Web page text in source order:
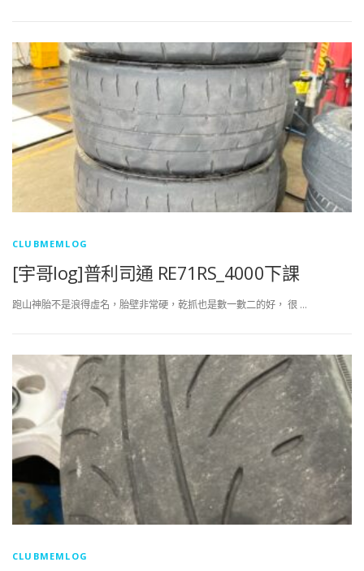
CLUBMEMLOG
[宇哥log]普利司通 RE71RS_4000下課
跑山神胎不是浪得虛名，胎壁非常硬，乾抓也是數一數二的好， 很 …
CLUBMEMLOG